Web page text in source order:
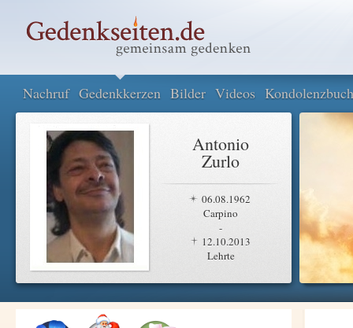
Nachruf Gedenkkerzen Bilder Videos Kondolenzbuch
Antonio
Zurlo
06.08.1962
Carpino
-
12.10.2013
Lehrte